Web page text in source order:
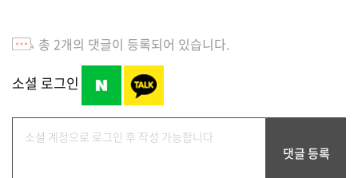
총 2개의 댓글이 등록되어 있습니다.
소셜 로그인